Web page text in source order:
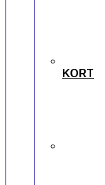
KORT